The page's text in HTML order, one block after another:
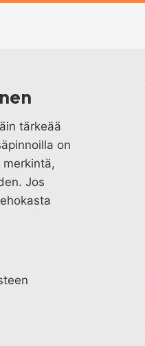
tärkeää
on
merkintä,
Jos